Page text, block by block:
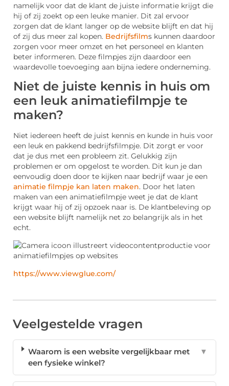
namelijk voor dat de klant de juiste informatie krijgt die
hij of zij zoekt op een leuke manier. Dit zal ervoor
zorgen dat de klant langer op de website blijft en dat hij
of zij dus meer zal kopen. Bedrijfsfilms kunnen daardoor
zorgen voor meer omzet en het personeel en klanten
beter informeren. Deze filmpjes zijn daardoor een
waardevolle toevoeging aan bijna iedere onderneming.
Niet de juiste kennis in huis om
een leuk animatiefilmpje te
maken?
Niet iedereen heeft de juist kennis en kunde in huis voor
een leuk en pakkend bedrijfsfilmpje. Dit zorgt er voor
dat je dus met een probleem zit. Gelukkig zijn
problemen er om opgelost te worden. Dit kun je dan
eenvoudig doen door te kijken naar bedrijf waar je een
animatie filmpje kan laten maken. Door het laten
maken van een animatiefilmpje weet je dat de klant
krijgt waar hij of zij opzoek naar is. De klantbeleving op
een website blijft namelijk net zo belangrijk als in het
echt.
https://www.viewglue.com/
Veelgestelde vragen
Waarom is een website vergelijkbaar met
een fysieke winkel?
▼